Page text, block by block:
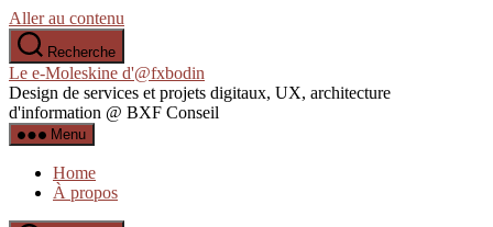
Aller au contenu
Recherche
Le e-Moleskine d'@fxbodin
Design de services et projets digitaux, UX, architecture
d'information @ BXF Conseil
Menu
Home
À propos